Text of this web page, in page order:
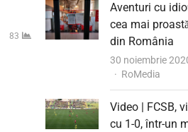
83
Aventuri cu
cea mai
din România
30 noiembrie
Author
RoMedia
Video | FCSB,
cu 1-0, într-un